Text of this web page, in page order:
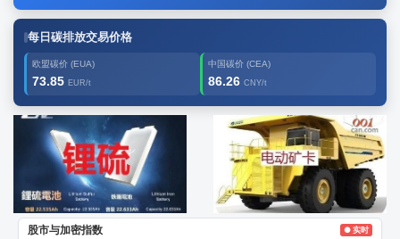
每日碳排放交易价格
欧盟碳价 (EUA)
73.85 EUR/t
中国碳价 (CEA)
86.26 CNY/t
广告2 创新
股市与加密指数 ● 实时